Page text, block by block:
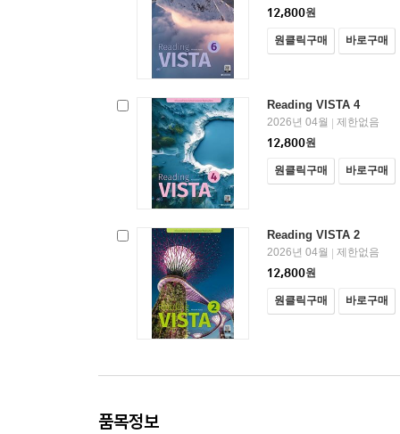
12,800원
원클릭구매 바로구매
Reading VISTA 4
2026년 04월
제한없음
12,800원
원클릭구매 바로구매
Reading VISTA 2
2026년 04월
제한없음
12,800원
원클릭구매 바로구매
품목정보